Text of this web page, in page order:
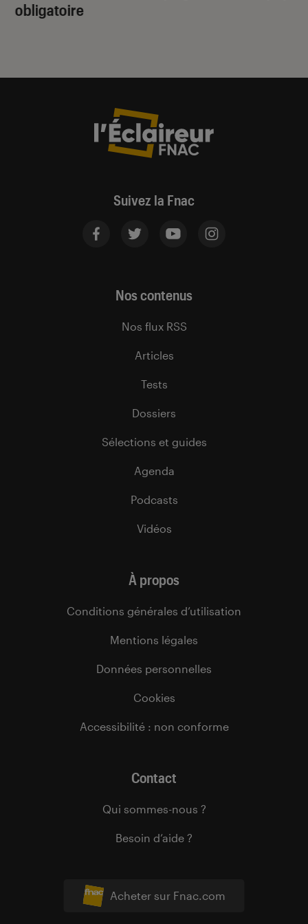
obligatoire
Suivez la Fnac
Acheter sur Fnac.com
Nos contenus
Nos flux RSS
Articles
Tests
Dossiers
Sélections et guides
Agenda
Podcasts
Vidéos
À propos
Conditions générales d’utilisation
Mentions légales
Données personnelles
Cookies
Accessibilité : non conforme
Contact
Qui sommes-nous ?
Besoin d’aide ?